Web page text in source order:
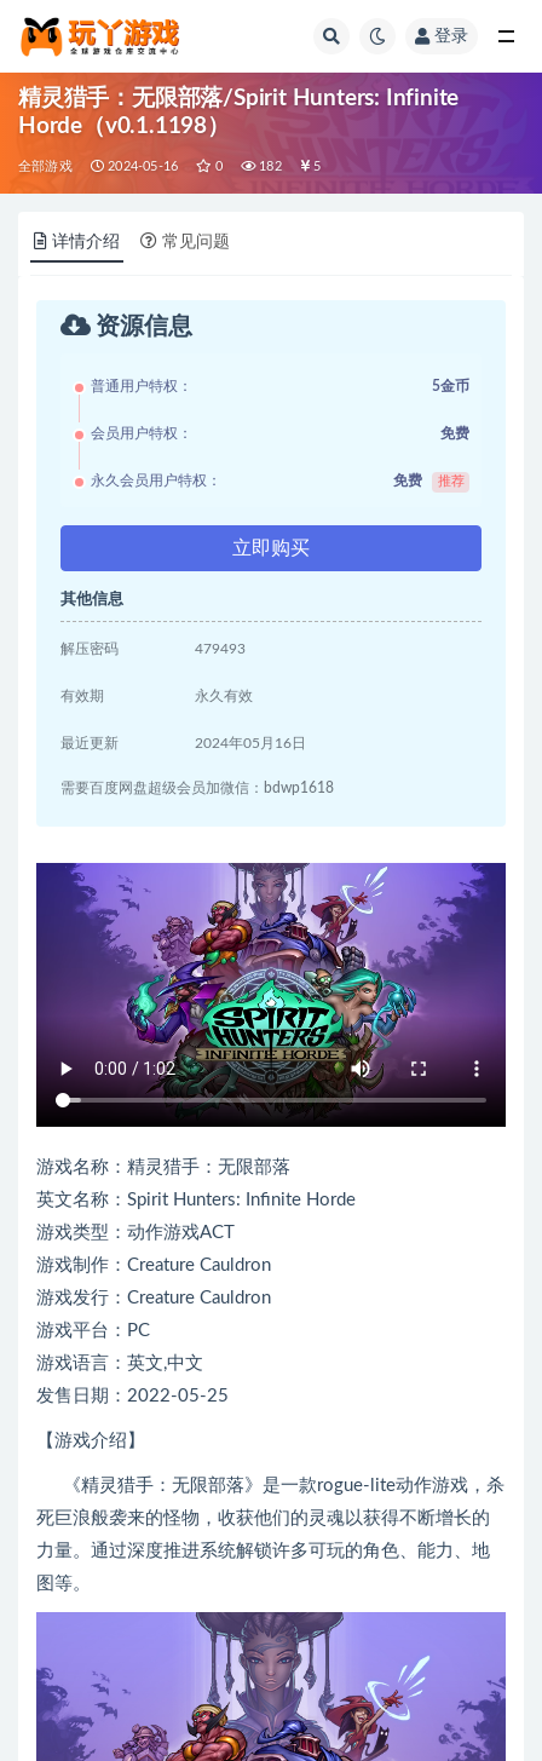
登录
精灵猎手：无限部落/Spirit Hunters: Infinite
Horde（v0.1.1198）
全部游戏 2024-05-16 0 182 5
详情介绍 常见问题
资源信息
普通用户特权： 5金币
会员用户特权： 免费
永久会员用户特权： 免费 推荐
立即购买
其他信息
解压密码 479493
有效期 永久有效
最近更新 2024年05月16日
需要百度网盘超级会员加微信：bdwp1618
游戏名称：精灵猎手：无限部落
英文名称：Spirit Hunters: Infinite Horde
游戏类型：动作游戏ACT
游戏制作：Creature Cauldron
游戏发行：Creature Cauldron
游戏平台：PC
游戏语言：英文,中文
发售日期：2022-05-25
【游戏介绍】
《精灵猎手：无限部落》是一款rogue-lite动作游戏，杀
死巨浪般袭来的怪物，收获他们的灵魂以获得不断增长的
力量。通过深度推进系统解锁许多可玩的角色、能力、地
图等。